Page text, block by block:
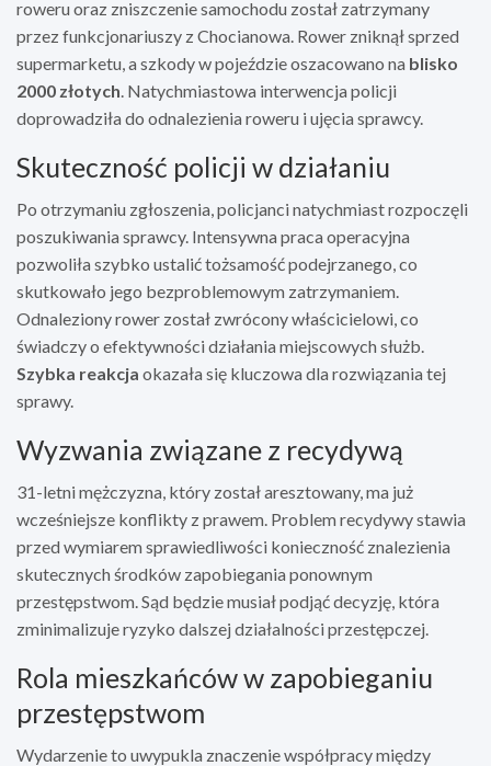
roweru oraz zniszczenie samochodu został zatrzymany
przez funkcjonariuszy z Chocianowa. Rower zniknął sprzed
supermarketu, a szkody w pojeździe oszacowano na blisko
2000 złotych. Natychmiastowa interwencja policji
doprowadziła do odnalezienia roweru i ujęcia sprawcy.
Skuteczność policji w działaniu
Po otrzymaniu zgłoszenia, policjanci natychmiast rozpoczęli
poszukiwania sprawcy. Intensywna praca operacyjna
pozwoliła szybko ustalić tożsamość podejrzanego, co
skutkowało jego bezproblemowym zatrzymaniem.
Odnaleziony rower został zwrócony właścicielowi, co
świadczy o efektywności działania miejscowych służb.
Szybka reakcja okazała się kluczowa dla rozwiązania tej
sprawy.
Wyzwania związane z recydywą
31-letni mężczyzna, który został aresztowany, ma już
wcześniejsze konflikty z prawem. Problem recydywy stawia
przed wymiarem sprawiedliwości konieczność znalezienia
skutecznych środków zapobiegania ponownym
przestępstwom. Sąd będzie musiał podjąć decyzję, która
zminimalizuje ryzyko dalszej działalności przestępczej.
Rola mieszkańców w zapobieganiu
przestępstwom
Wydarzenie to uwypukla znaczenie współpracy między